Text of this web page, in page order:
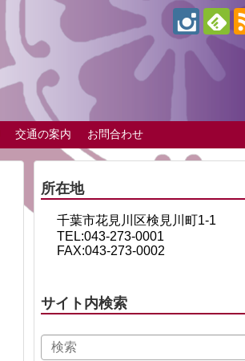
交通の案内 お問合わせ
所在地
千葉市花見川区検見川町1-1
TEL:043-273-0001
FAX:043-273-0002
サイト内検索